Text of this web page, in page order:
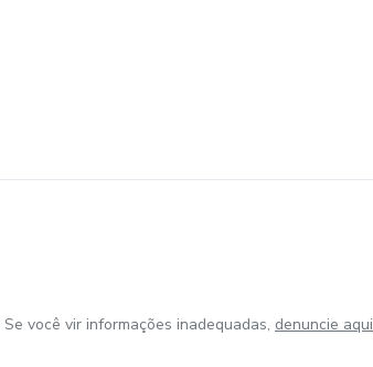
você vir informações inadequadas, denuncie aqui